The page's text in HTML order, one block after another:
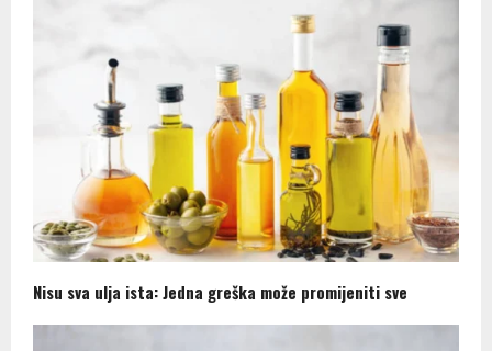
Nisu sva ulja ista: Jedna greška može promijeniti sve